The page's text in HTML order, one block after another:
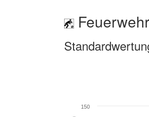
150